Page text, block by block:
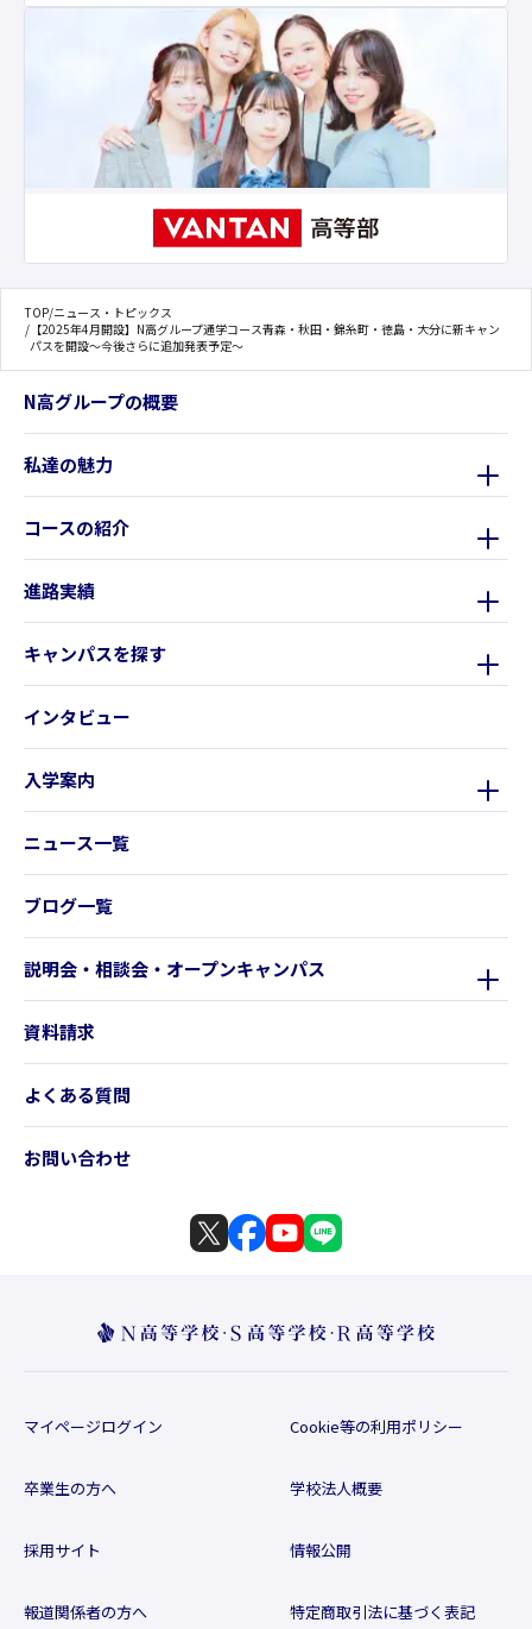
TOP/ニュース・トピックス
/ 【2025年4月開設】N高グループ通学コース青森・秋田・錦糸町・徳島・大分に新キャン
パスを開設〜今後さらに追加発表予定〜
N高グループの概要
私達の魅力
コースの紹介
進路実績
キャンパスを探す
インタビュー
入学案内
ニュース一覧
ブログ一覧
説明会・相談会・オープンキャンパス
資料請求
よくある質問
お問い合わせ
マイページログイン
卒業生の方へ
採用サイト
報道関係者の方へ
Cookie等の利用ポリシー
学校法人概要
情報公開
特定商取引法に基づく表記